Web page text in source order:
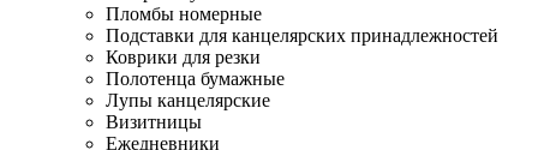
Пломбы номерные
Подставки для канцелярских принадлежностей
Коврики для резки
Полотенца бумажные
Лупы канцелярские
Визитницы
Ежедневники